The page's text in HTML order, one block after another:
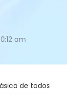
am
de todos